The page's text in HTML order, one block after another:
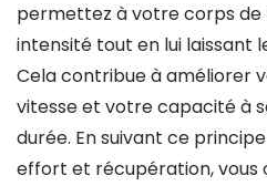
permettez à votre corps
intensité tout en lui laissant
Cela contribue à améliorer
vitesse et votre capacité à
durée. En suivant ce
effort et récupération, vous